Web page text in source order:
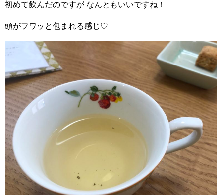
初めて飲んだのですが なんともいいですね！
頭がフワッと包まれる感じ♡